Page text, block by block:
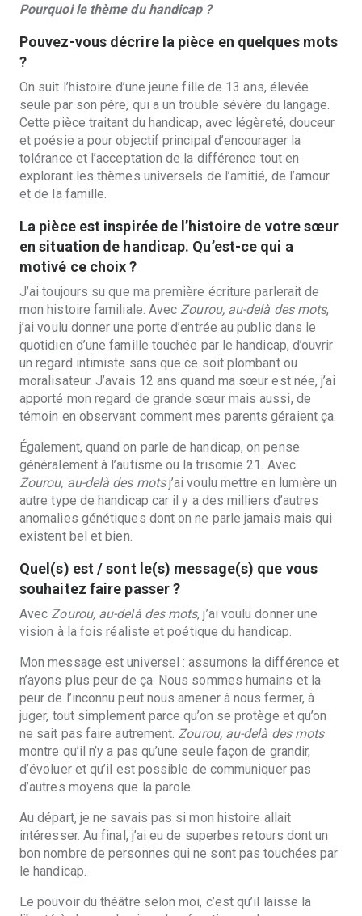
Pourquoi le thème du handicap ?
Pouvez-vous décrire la pièce en quelques mots
?
On suit l’histoire d’une jeune fille de 13 ans, élevée
seule par son père, qui a un trouble sévère du langage.
Cette pièce traitant du handicap, avec légèreté, douceur
et poésie a pour objectif principal d’encourager la
tolérance et l’acceptation de la différence tout en
explorant les thèmes universels de l’amitié, de l’amour
et de la famille.
La pièce est inspirée de l’histoire de votre sœur
en situation de handicap. Qu’est-ce qui a
motivé ce choix ?
J’ai toujours su que ma première écriture parlerait de
mon histoire familiale. AvecZourou, au-delà des mots,
j’ai voulu donner une porte d’entrée au public dans le
quotidien d’une famille touchée par le handicap, d’ouvrir
un regard intimiste sans que ce soit plombant ou
moralisateur. J’avais 12 ans quand ma sœur est née, j’ai
apporté mon regard de grande sœur mais aussi, de
témoin en observant comment mes parents géraient ça.
Également, quand on parle de handicap, on pense
généralement à l’autisme ou la trisomie 21. Avec
Zourou, au-delà des motsj’ai voulu mettre en lumière un
autre type de handicap car il y a des milliers d’autres
anomalies génétiques dont on ne parle jamais mais qui
existent bel et bien.
Quel(s) est / sont le(s) message(s) que vous
souhaitez faire passer ?
AvecZourou, au-delà des mots, j’ai voulu donner une
vision à la fois réaliste et poétique du handicap.
Mon message est universel : assumons la différence et
n’ayons plus peur de ça. Nous sommes humains et la
peur de l’inconnu peut nous amener à nous fermer, à
juger, tout simplement parce qu’on se protège et qu’on
ne sait pas faire autrement.Zourou, au-delà des mots
montre qu’il n’y a pas qu’une seule façon de grandir,
d’évoluer et qu’il est possible de communiquer pas
d’autres moyens que la parole.
Au départ, je ne savais pas si mon histoire allait
intéresser. Au final, j’ai eu de superbes retours dont un
bon nombre de personnes qui ne sont pas touchées par
le handicap.
Le pouvoir du théâtre selon moi, c’est qu’il laisse la